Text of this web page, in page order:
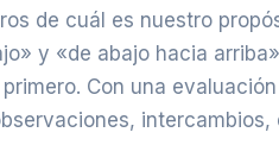
de cuál es nuestro
y «de abajo hacia
Con una